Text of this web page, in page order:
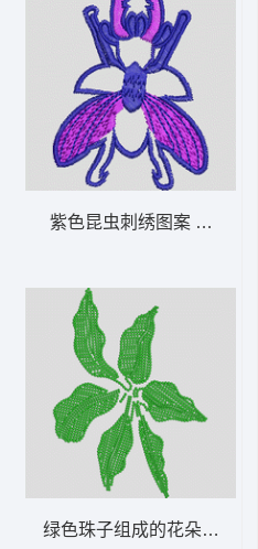
紫色昆虫刺绣图案 苍蝇蜜
绿色珠子组成的花朵图案